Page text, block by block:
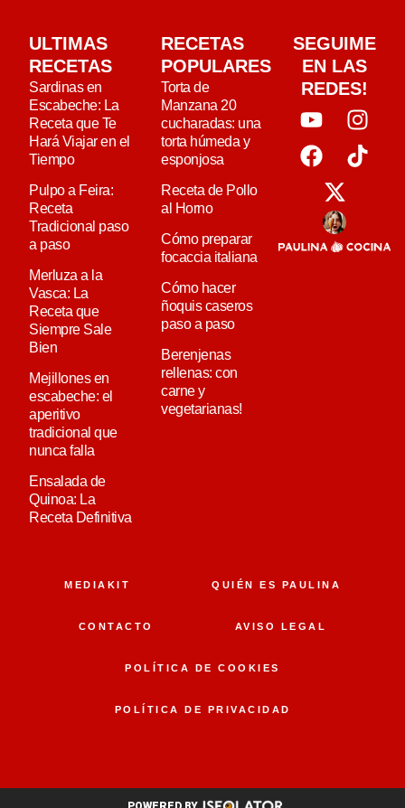
ULTIMAS
RECETAS
Sardinas en
Escabeche: La
Receta que Te
Hará Viajar en el
Tiempo
Pulpo a Feira:
Receta
Tradicional paso
a paso
Merluza a la
Vasca: La
Receta que
Siempre Sale
Bien
Mejillones en
escabeche: el
aperitivo
tradicional que
nunca falla
Ensalada de
Quinoa: La
Receta Definitiva
RECETAS
POPULARES
Torta de
Manzana 20
cucharadas: una
torta húmeda y
esponjosa
Receta de Pollo
al Horno
Cómo preparar
focaccia italiana
Cómo hacer
ñoquis caseros
paso a paso
Berenjenas
rellenas: con
carne y
vegetarianas!
SEGUIME
EN LAS
REDES!
MEDIAKIT QUIÉN ES PAULINA
CONTACTO AVISO LEGAL
POLÍTICA DE COOKIES
POLÍTICA DE PRIVACIDAD